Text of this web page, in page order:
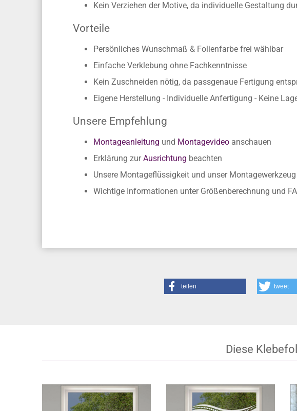
Kein Verziehen der Motive, da individuelle Gestaltung
Vorteile
Persönliches Wunschmaß & Folienfarbe frei wählbar
Einfache Verklebung ohne Fachkenntnisse
Kein Zuschneiden nötig, da passgenaue Fertigung
Eigene Herstellung - Individuelle Anfertigung - Keine
Unsere Empfehlung
Montageanleitung und Montagevideo anschauen
Erklärung zurAusrichtung beachten
Unsere Montageflüssigkeit und unser
Wichtige Informationen unter Größenberechnung und
teilen tweet
Diese